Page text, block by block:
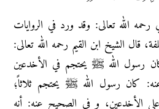
رحمه الله تعالى: وقد ورد في الروایات
قال الشیخ ابن القیم رحمه الله تعالی:
رسول الله ﷺ یحتجم في الأخدعین
کان رسول الله ﷺ یحتجم ثلاثاً؛
الأخدعین، و في الصحیح عنه: أنه